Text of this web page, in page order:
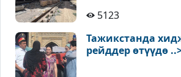
5123
Тажикстанда
рейддер өтүүдө